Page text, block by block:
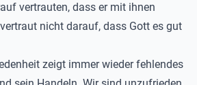
vertrauten, dass er mit ihnen
nicht darauf, dass Gott es gut
zeigt immer wieder fehlendes